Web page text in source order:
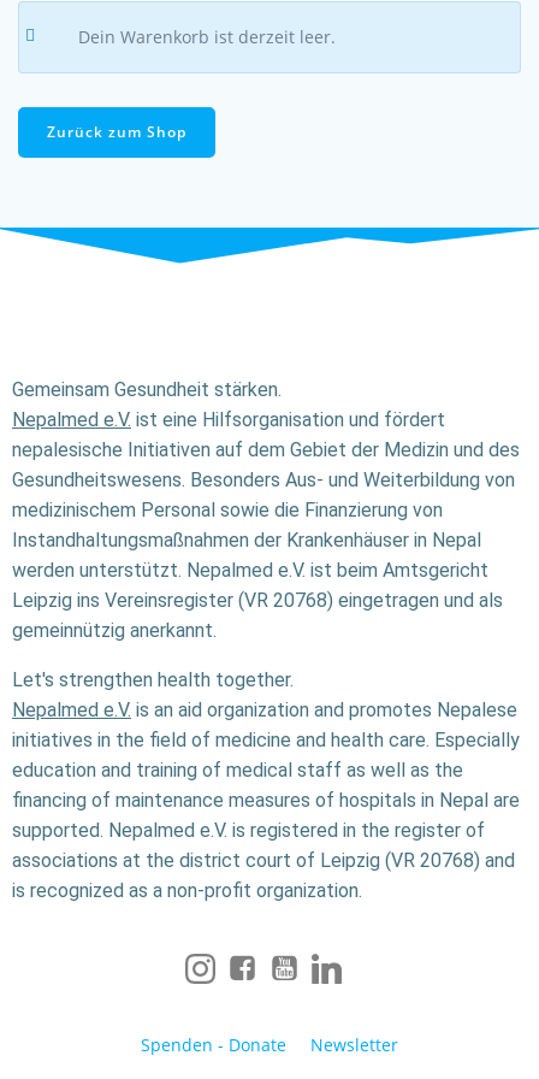
Dein Warenkorb ist derzeit leer.
Zurück zum Shop
Gemeinsam Gesundheit stärken.
Nepalmed e.V. ist eine Hilfsorganisation und fördert
nepalesische Initiativen auf dem Gebiet der Medizin und des
Gesundheitswesens. Besonders Aus- und Weiterbildung von
medizinischem Personal sowie die Finanzierung von
Instandhaltungsmaßnahmen der Krankenhäuser in Nepal
werden unterstützt. Nepalmed e.V. ist beim Amtsgericht
Leipzig ins Vereinsregister (VR 20768) eingetragen und als
gemeinnützig anerkannt.
Let's strengthen health together.
Nepalmed e.V. is an aid organization and promotes Nepalese
initiatives in the field of medicine and health care. Especially
education and training of medical staff as well as the
financing of maintenance measures of hospitals in Nepal are
supported. Nepalmed e.V. is registered in the register of
associations at the district court of Leipzig (VR 20768) and
is recognized as a non-profit organization.
Spenden - Donate Newsletter